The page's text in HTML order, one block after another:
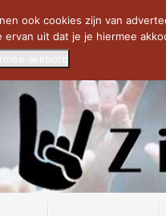
CD VAN DE WEEK: SLEEPING...
ook cookies zijn van
uit dat je je hiermee
akkoord